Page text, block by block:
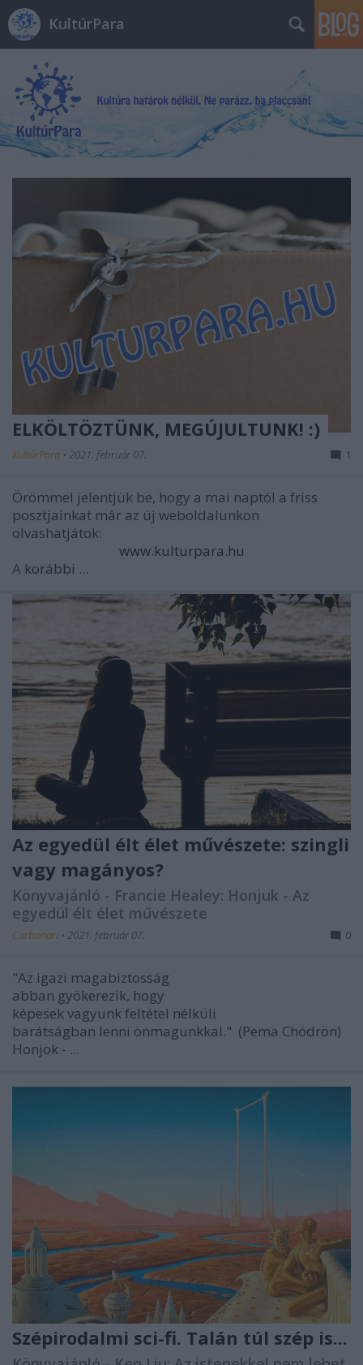
KultúrPara
ELKÖLTÖZTÜNK, MEGÚJULTUNK! :)
KultúrPara • 2021. február 07. 1
Örömmel jelentjük be, hogy a mai naptól a friss
posztjainkat már az új weboldalunkon
olvashatjátok:
www.kulturpara.hu
A korábbi ...
Az egyedül élt élet művészete: szingli
vagy magányos?
Könyvajánló - Francie Healey: Honjuk - Az
egyedül élt élet művészete
Carbonari • 2021. február 07. 0
"Az igazi magabiztosság
abban gyökerezik, hogy
képesek vagyunk feltétel nélküli
barátságban lenni önmagunkkal." (Pema Chödrön)
Honjok - ...
Szépirodalmi sci-fi. Talán túl szép is...